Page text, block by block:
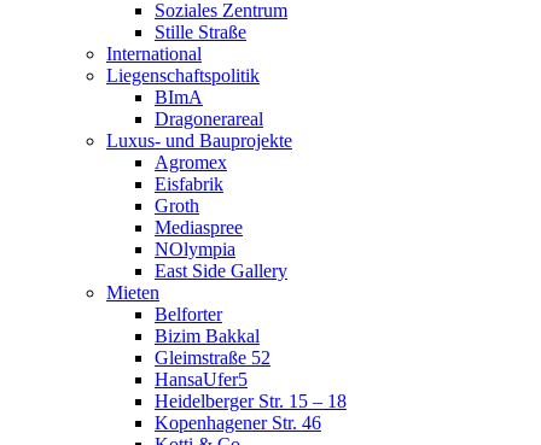
Soziales Zentrum
Stille Straße
International
Liegenschaftspolitik
BImA
Dragonerareal
Luxus- und Bauprojekte
Agromex
Eisfabrik
Groth
Mediaspree
NOlympia
East Side Gallery
Mieten
Belforter
Bizim Bakkal
Gleimstraße 52
HansaUfer5
Heidelberger Str. 15 – 18
Kopenhagener Str. 46